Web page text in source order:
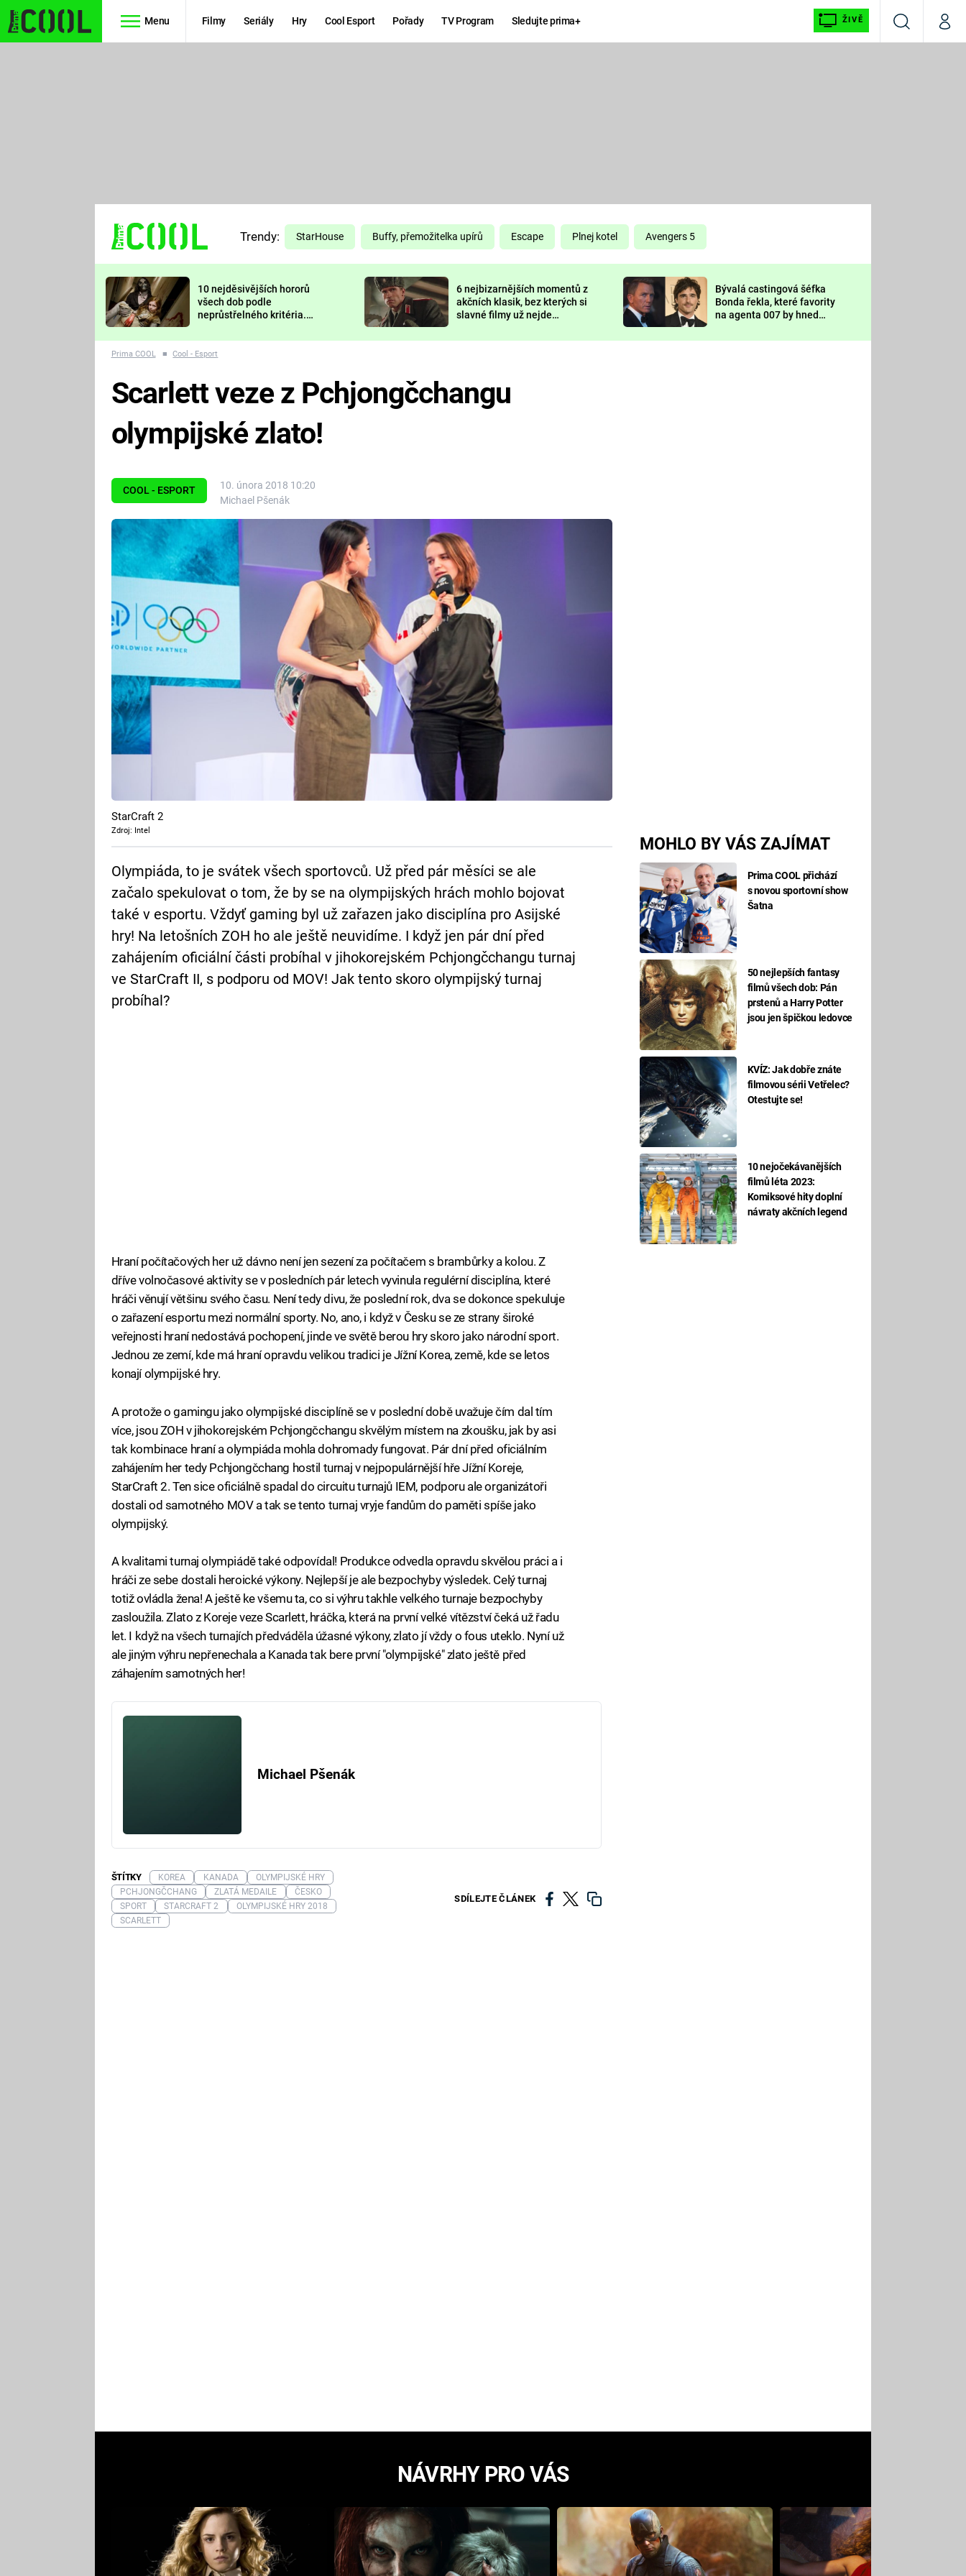
Menu Filmy Seriály Hry Cool Esport Pořady TV Program Sledujte prima+ ŽIVĚ
VyhledáváníMůj
TŘESKU
FUTURAMA
PREDÁTOR
DELIVERANCE
KOMEDIE
CHUCK
NORRIS
DEADPOOL
Prima LAJK
Sledujte nás
Trendy: StarHouse Buffy, přemožitelka upírů Escape Plnej kotel Avengers 5
10 nejděsivějších hororů
všech dob podle
neprůstřelného kritéria.
nejvíc zvednou tep?
6 nejbizarnějších momentů z
akčních klasik, bez kterých si
slavné filmy už nejde
Bývalá castingová šéfka
Bonda řekla, které favority
na agenta 007 by hned
Prima COOL ■ Cool - Esport
COOL - ESPORT
10. února 2018 10:20
Michael Pšenák
MOHLO BY VÁS ZAJÍMAT
Prima COOL přichází
s novou sportovní show
Šatna
50 nejlepších fantasy
filmů všech dob: Pán
prstenů a Harry Potter
jsou jen špičkou ledovce
KVÍZ: Jak dobře znáte
filmovou sérii Vetřelec?
Otestujte se!
10 nejočekávanějších
filmů léta 2023:
Komiksové hity doplní
návraty akčních legend
Scarlett veze z Pchjongčchangu
olympijské zlato!
StarCraft 2
Zdroj: Intel
Olympiáda, to je svátek všech sportovců. Už před pár měsíci se ale
začalo spekulovat o tom, že by se na olympijských hrách mohlo bojovat
také v esportu. Vždyť gaming byl už zařazen jako disciplína pro Asijské
hry! Na letošních ZOH ho ale ještě neuvidíme. I když jen pár dní před
zahájením oficiální části probíhal v jihokorejském Pchjongčchangu turnaj
ve StarCraft II, s podporu od MOV! Jak tento skoro olympijský turnaj
probíhal?
Hraní počítačových her už dávno není jen sezení za počítačem s brambůrky a kolou. Z
dříve volnočasové aktivity se v posledních pár letech vyvinula regulérní disciplína, které
hráči věnují většinu svého času. Není tedy divu, že poslední rok, dva se dokonce spekuluje
o zařazení esportu mezi normální sporty. No, ano, i když v Česku se ze strany široké
veřejnosti hraní nedostává pochopení, jinde ve světě berou hry skoro jako národní sport.
Jednou ze zemí, kde má hraní opravdu velikou tradici je Jížní Korea, země, kde se letos
konají olympijské hry.
A protože o gamingu jako olympijské disciplíně se v poslední době uvažuje čím dal tím
více, jsou ZOH v jihokorejském Pchjongčchangu skvělým místem na zkoušku, jak by asi
tak kombinace hraní a olympiáda mohla dohromady fungovat. Pár dní před oficiálním
zahájením her tedy Pchjongčchang hostil turnaj v nejpopulárnější hře Jížní Koreje,
StarCraft 2. Ten sice oficiálně spadal do circuitu turnajů IEM, podporu ale organizátoři
dostali od samotného MOV a tak se tento turnaj vryje fandům do paměti spíše jako
olympijský.
A kvalitami turnaj olympiádě také odpovídal! Produkce odvedla opravdu skvělou práci a i
hráči ze sebe dostali heroické výkony. Nejlepší je ale bezpochyby výsledek. Celý turnaj
totiž ovládla žena! A ještě ke všemu ta, co si výhru takhle velkého turnaje bezpochyby
zasloužila. Zlato z Koreje veze Scarlett, hráčka, která na první velké vítězství čeká už řadu
let. I když na všech turnajích předváděla úžasné výkony, zlato jí vždy o fous uteklo. Nyní už
ale jiným výhru nepřenechala a Kanada tak bere první "olympijské" zlato ještě před
záhajením samotných her!
Michael Pšenák
SDÍLEJTE ČLÁNEK
ŠTÍTKY KOREA KANADA
OLYMPIJSKÉ HRY
PCHJONGČCHANG
ZLATÁ MEDAILE
ČESKO
SPORT
STARCRAFT 2
OLYMPIJSKÉ HRY 2018
SCARLETT
NÁVRHY PRO VÁS